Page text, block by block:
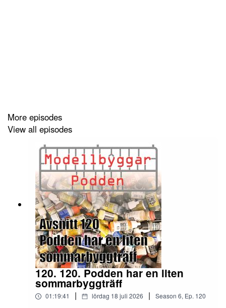
More episodes
View all episodes
120. 120. Podden har en liten
sommarbyggträff
01:19:41 | lördag 18 juli 2026 | Season 6, Ep. 120